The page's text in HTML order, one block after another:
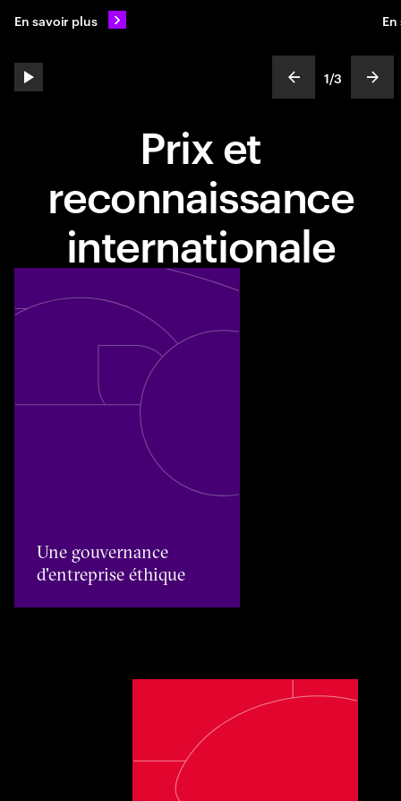
play automatic slide show show previous
slideText
1
ofText
/3
En savoir plus
Prix et
reconnaissance
internationale
Une gouvernance d'entreprise éthique
Une gouvernance
d'entreprise éthique